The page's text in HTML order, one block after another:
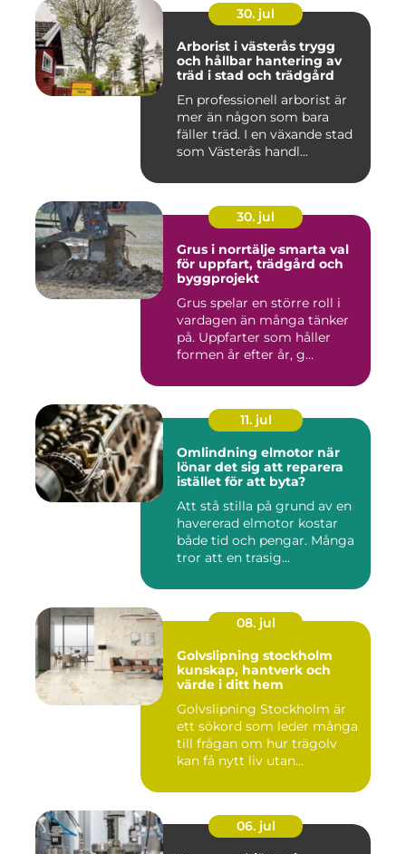
30. jul
Arborist i västerås trygg
och hållbar hantering av
träd i stad och trädgård
En professionell arborist är
mer än någon som bara
fäller träd. I en växande stad
som Västerås handl...
30. jul
Grus i norrtälje smarta val
för uppfart, trädgård och
byggprojekt
Grus spelar en större roll i
vardagen än många tänker
på. Uppfarter som håller
formen år efter år, g...
11. jul
Omlindning elmotor när
lönar det sig att reparera
istället för att byta?
Att stå stilla på grund av en
havererad elmotor kostar
både tid och pengar. Många
tror att en trasig...
08. jul
Golvslipning stockholm
kunskap, hantverk och
värde i ditt hem
Golvslipning Stockholm är
ett sökord som leder många
till frågan om hur trägolv
kan få nytt liv utan...
06. jul